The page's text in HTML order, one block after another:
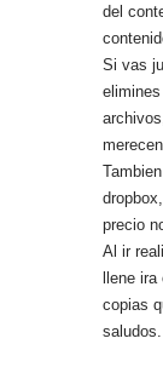
del
Si vas
precio
Al ir
llene
copias
saludos.